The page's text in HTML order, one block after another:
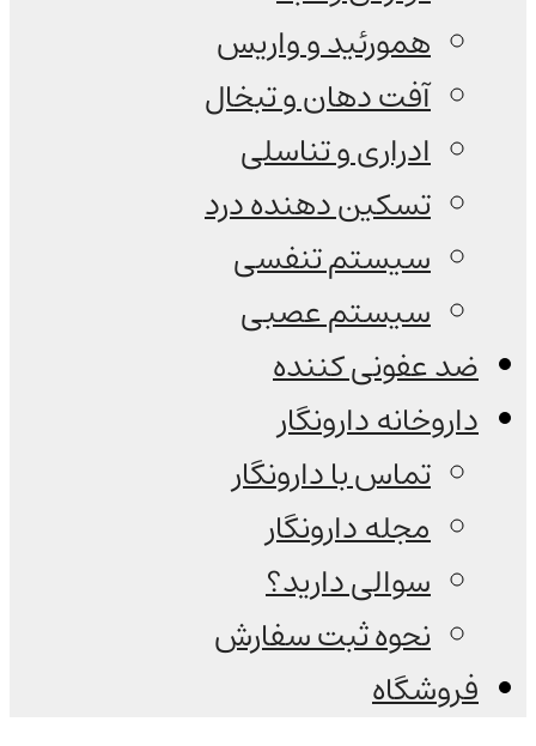
همورئید و واریس
آفت دهان و تبخال
ادراری و تناسلی
تسکین دهنده درد
سیستم تنفسی
سیستم عصبی
ضد عفونی کننده
داروخانه دارونگار
تماس با دارونگار
مجله دارونگار
سوالی دارید؟
نحوه ثبت سفارش
فروشگاه